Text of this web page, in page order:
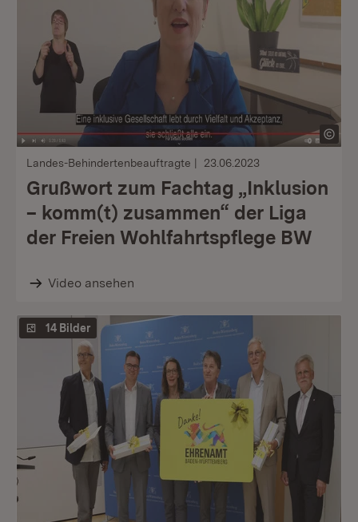
Landes-Behindertenbeauftragte 23.06.2023
Grußwort zum Fachtag „Inklusion
– komm(t) zusammen“ der Liga
der Freien Wohlfahrtspflege BW
Video ansehen
14 Bilder